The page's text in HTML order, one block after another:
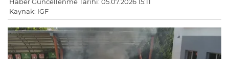
Haber Güncellenme Tarihi: 05.07.2026 15:11
Kaynak: IGF